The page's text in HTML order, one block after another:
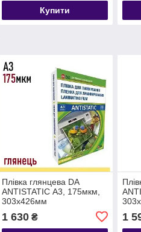
Купити
Плівка глянцева DA
ANTISTATIC А3, 175мкм,
303х426мм
1 630₴ 1